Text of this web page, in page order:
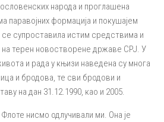
народа и проглашена
паравојних формација и покушајем
супроставила истим средствима и
на терен новостворене државе СРЈ. У
и рада у књизи наведена су многа
и бродова, те сви бродови и
на дан 31.12.1990, као и 2005.
нисмо одлучивали ми. Она је